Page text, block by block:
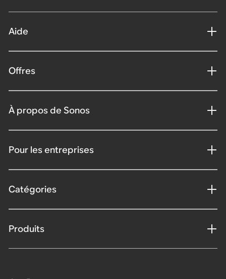
Aide
Offres
À propos de Sonos
Pour les entreprises
Catégories
Produits